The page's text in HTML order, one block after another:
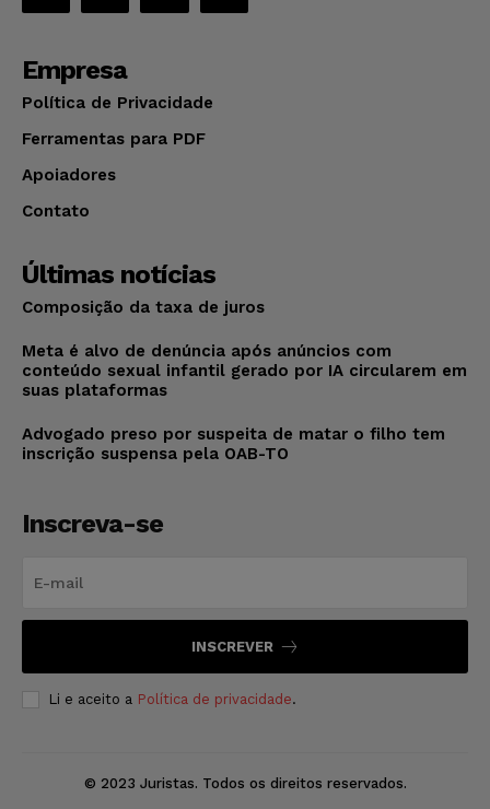
Empresa
Política de Privacidade
Ferramentas para PDF
Apoiadores
Contato
Últimas notícias
Composição da taxa de juros
Meta é alvo de denúncia após anúncios com
conteúdo sexual infantil gerado por IA circularem em
suas plataformas
Advogado preso por suspeita de matar o filho tem
inscrição suspensa pela OAB-TO
Inscreva-se
INSCREVER
Li e aceito a Política de privacidade.
© 2023 Juristas. Todos os direitos reservados.